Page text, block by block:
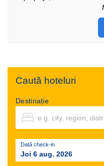
Caută hoteluri
Destinație
Dată check-in
Joi 6 aug. 2026